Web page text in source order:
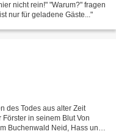
nicht rein!" "Warum?" fragen
nur für geladene Gäste..."
des Todes aus alter Zeit
in seinem Blut Von
Buchenwald Neid, Hass und